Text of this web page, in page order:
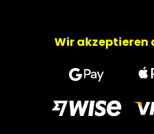
Wir akzeptieren